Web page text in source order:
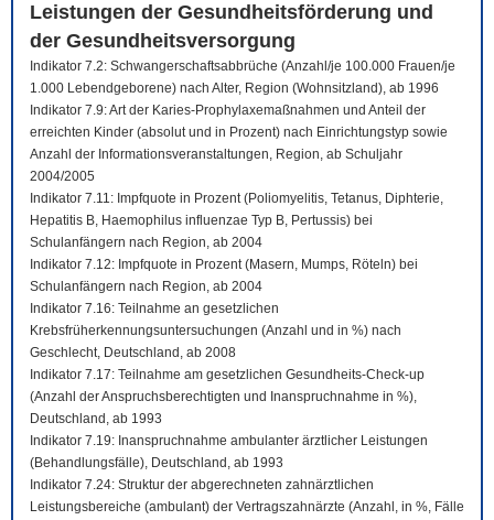
Leistungen der Gesundheitsförderung und
der Gesundheitsversorgung
Indikator 7.2: Schwangerschaftsabbrüche (Anzahl/je 100.000 Frauen/je
1.000 Lebendgeborene) nach Alter, Region (Wohnsitzland), ab 1996
Indikator 7.9: Art der Karies-Prophylaxemaßnahmen und Anteil der
erreichten Kinder (absolut und in Prozent) nach Einrichtungstyp sowie
Anzahl der Informationsveranstaltungen, Region, ab Schuljahr
2004/2005
Indikator 7.11: Impfquote in Prozent (Poliomyelitis, Tetanus, Diphterie,
Hepatitis B, Haemophilus influenzae Typ B, Pertussis) bei
Schulanfängern nach Region, ab 2004
Indikator 7.12: Impfquote in Prozent (Masern, Mumps, Röteln) bei
Schulanfängern nach Region, ab 2004
Indikator 7.16: Teilnahme an gesetzlichen
Krebsfrüherkennungsuntersuchungen (Anzahl und in %) nach
Geschlecht, Deutschland, ab 2008
Indikator 7.17: Teilnahme am gesetzlichen Gesundheits-Check-up
(Anzahl der Anspruchsberechtigten und Inanspruchnahme in %),
Deutschland, ab 1993
Indikator 7.19: Inanspruchnahme ambulanter ärztlicher Leistungen
(Behandlungsfälle), Deutschland, ab 1993
Indikator 7.24: Struktur der abgerechneten zahnärztlichen
Leistungsbereiche (ambulant) der Vertragszahnärzte (Anzahl, in %, Fälle